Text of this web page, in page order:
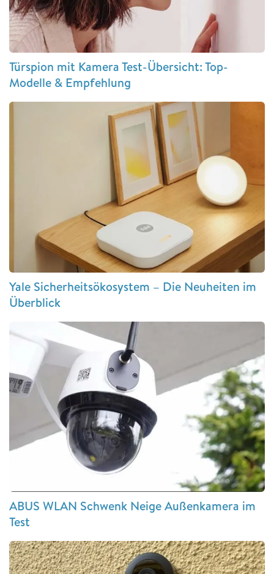
Türspion mit Kamera Test-Übersicht: Top-
Modelle & Empfehlung
Yale Sicherheitsökosystem – Die Neuheiten im
Überblick
ABUS WLAN Schwenk Neige Außenkamera im
Test